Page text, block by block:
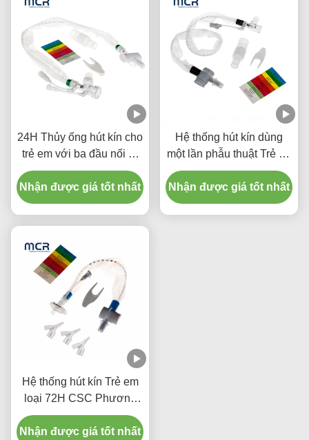
24H Thủy ống hút kín cho
trẻ em với ba đầu nối Y-
Piece
Nhận được giá tốt nhất
Hệ thống hút kín dùng
một lần phẫu thuật Trẻ sơ
sinh / Nhi khoa - khuỷu
tay
Nhận được giá tốt nhất
Hệ thống hút kín Trẻ em
loại 72H CSC Phương
tiện y tế dùng một lần
Nhận được giá tốt nhất